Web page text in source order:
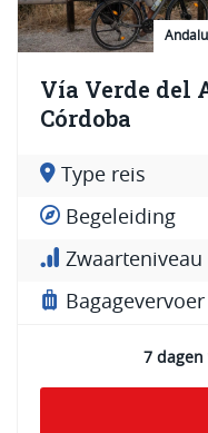
Vía Verde del
Córdoba
Type reis
Begeleiding
Zwaarteniveau
Bagagevervoer
7 dagen